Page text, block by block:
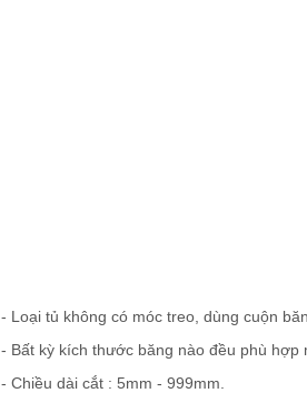
- Loại tủ không có móc treo, dùng cuộn
- Bất kỳ kích thước băng nào đều phù hợp
- Chiều dài cắt : 5mm - 999mm.